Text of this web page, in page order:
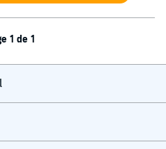
1 de 1